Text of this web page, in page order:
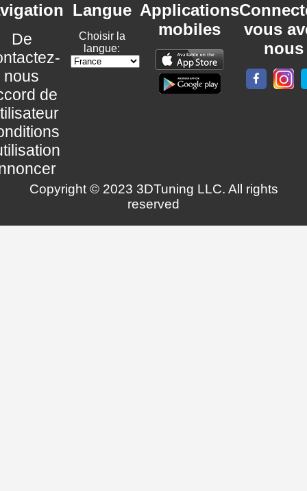
De
nous
de
Langue
Choisir la
langue:
Applications
mobiles
vous
nous
Copyright © 2023 3DTuning LLC. All rights
reserved